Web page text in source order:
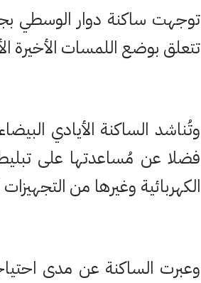
توجهت ساكنة دوار الوسطي
تتعلق بوضع اللمسات الأخيرة
وتُناشد الساكنة الأيادي
فضلا عن مُساعدتها على
الكهربائية وغيرها من
وعبرت الساكنة عن مدى